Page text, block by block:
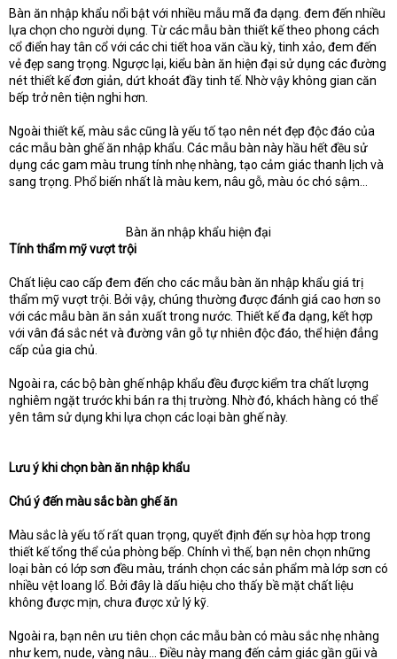
Bàn ăn nhập khẩu nổi bật với nhiều mẫu mã đa dạng. đem đến nhiều
lựa chọn cho người dụng. Từ các mẫu bàn thiết kế theo phong cách
cổ điển hay tân cổ với các chi tiết hoa văn cầu kỳ, tinh xảo, đem đến
vẻ đẹp sang trọng. Ngược lại, kiểu bàn ăn hiện đại sử dụng các đường
nét thiết kế đơn giản, dứt khoát đầy tinh tế. Nhờ vậy không gian căn
bếp trở nên tiện nghi hơn.
Ngoài thiết kế, màu sắc cũng là yếu tố tạo nên nét đẹp độc đáo của
các mẫu bàn ghế ăn nhập khẩu. Các mẫu bàn này hầu hết đều sử
dụng các gam màu trung tính nhẹ nhàng, tạo cảm giác thanh lịch và
sang trọng. Phổ biến nhất là màu kem, nâu gỗ, màu óc chó sậm…
Bàn ăn nhập khẩu hiện đại​
Tính thẩm mỹ vượt trội
Chất liệu cao cấp đem đến cho các mẫu bàn ăn nhập khẩu giá trị
thẩm mỹ vượt trội. Bởi vậy, chúng thường được đánh giá cao hơn so
với các mẫu bàn ăn sản xuất trong nước. Thiết kế đa dạng, kết hợp
với vân đá sắc nét và đường vân gỗ tự nhiên độc đáo, thể hiện đẳng
cấp của gia chủ.
Ngoài ra, các bộ bàn ghế nhập khẩu đều được kiểm tra chất lượng
nghiêm ngặt trước khi bán ra thị trường. Nhờ đó, khách hàng có thể
yên tâm sử dụng khi lựa chọn các loại bàn ghế này.
Lưu ý khi chọn bàn ăn nhập khẩu
Chú ý đến màu sắc bàn ghế ăn
Màu sắc là yếu tố rất quan trọng, quyết định đến sự hòa hợp trong
thiết kế tổng thể của phòng bếp. Chính vì thế, bạn nên chọn những
loại bàn có lớp sơn đều màu, tránh chọn các sản phẩm mà lớp sơn có
nhiều vệt loang lổ. Bởi đây là dấu hiệu cho thấy bề mặt chất liệu
không được mịn, chưa được xử lý kỹ.
Ngoài ra, bạn nên ưu tiên chọn các mẫu bàn có màu sắc nhẹ nhàng
như kem, nude, vàng nâu… Điều này mang đến cảm giác gần gũi và